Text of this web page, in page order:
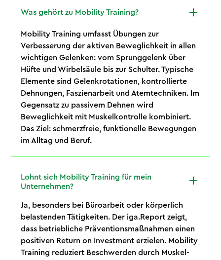
Was gehört zu Mobility Training?
Mobility Training umfasst Übungen zur
Verbesserung der aktiven Beweglichkeit in allen
wichtigen Gelenken: vom Sprunggelenk über
Hüfte und Wirbelsäule bis zur Schulter. Typische
Elemente sind Gelenkrotationen, kontrollierte
Dehnungen, Faszienarbeit und Atemtechniken. Im
Gegensatz zu passivem Dehnen wird
Beweglichkeit mit Muskelkontrolle kombiniert.
Das Ziel: schmerzfreie, funktionelle Bewegungen
im Alltag und Beruf.
Lohnt sich Mobility Training für mein
Unternehmen?
Ja, besonders bei Büroarbeit oder körperlich
belastenden Tätigkeiten. Der iga.Report zeigt,
dass betriebliche Präventionsmaßnahmen einen
positiven Return on Investment erzielen. Mobility
Training reduziert Beschwerden durch Muskel-